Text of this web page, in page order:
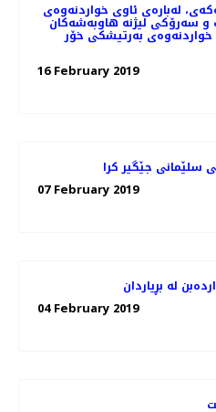
لەبارەی ئاوی خواردنەوەی
و سه‌رۆكی لیژنه هاوبه‌شه‌كان
خواردنه‌وه‌ی به‌رتیشكی خۆر
16 February 2019
سلێمانی جێگیر كرا
07 February 2019
له‌ بڕیاردان
04 February 2019